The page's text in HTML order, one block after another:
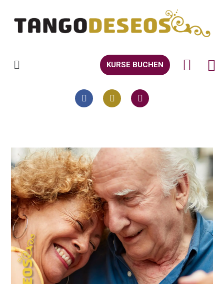
KURSE BUCHEN